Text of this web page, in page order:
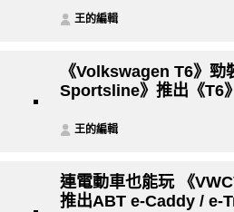
王的編輯
《Volkswagen T6》勁
Sportsline》推出《T6
王的編輯
連電動車也能玩 《
推出ABT e-Caddy / e-